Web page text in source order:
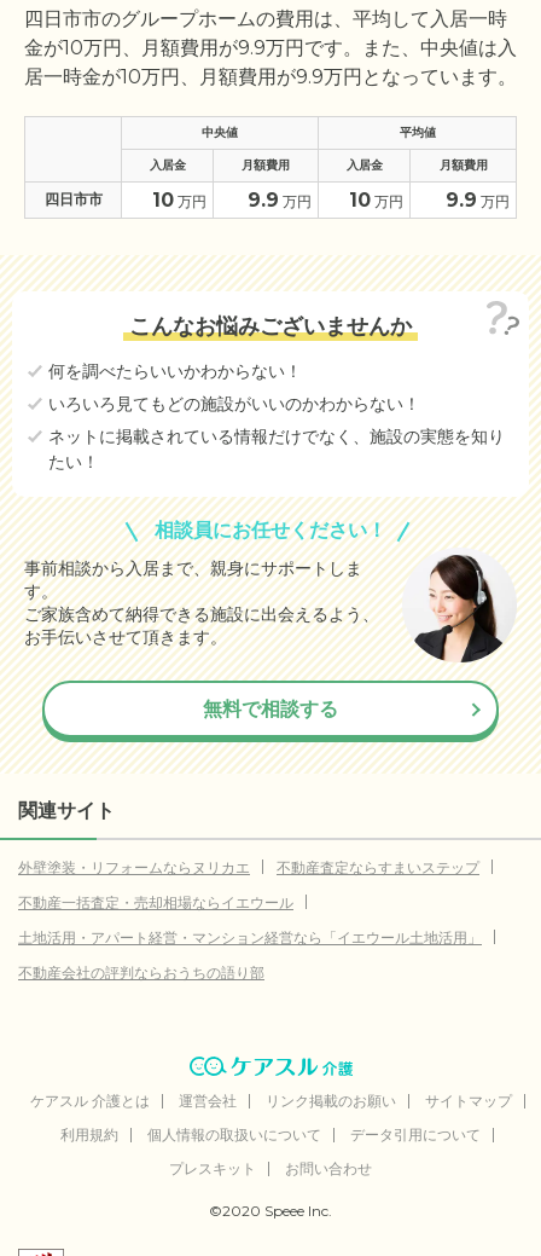
四日市市のグループホームの費用は、平均して入居一時
金が10万円、月額費用が9.9万円です。また、中央値は入
居一時金が10万円、月額費用が9.9万円となっています。
中央値 平均値
入居金 月額費用 入居金 月額費用
四日市市 10 万円 9.9 万円 10 万円 9.9 万円
こんなお悩みございませんか
何を調べたらいいかわからない！
いろいろ見てもどの施設がいいのかわからない！
ネットに掲載されている情報だけでなく、施設の実態を知り
たい！
相談員にお任せください！
事前相談から入居まで、親身にサポートしま
す。
ご家族含めて納得できる施設に出会えるよう、
お手伝いさせて頂きます。
無料で相談する
関連サイト
外壁塗装・リフォームならヌリカエ
不動産査定ならすまいステップ
不動産一括査定・売却相場ならイエウール
土地活用・アパート経営・マンション経営なら「イエウール土地活用」
不動産会社の評判ならおうちの語り部
ケアスル 介護とは 運営会社 リンク掲載のお願い
サイトマップ
利用規約
個人情報の取扱いについて
データ引用について
プレスキット
お問い合わせ
©2020 Speee Inc.